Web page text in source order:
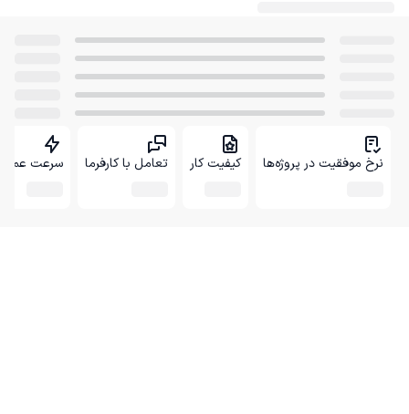
نرخ موفقیت در پروژه‌ها کیفیت کار تعامل با کارفرما سرعت عمل